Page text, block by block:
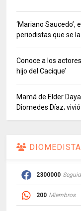
‘Mariano Saucedo’,
periodistas que se
Conoce a los
hijo del Cacique’
Mamá de Elder
Diomedes Díaz;
2300000
200 Miembros